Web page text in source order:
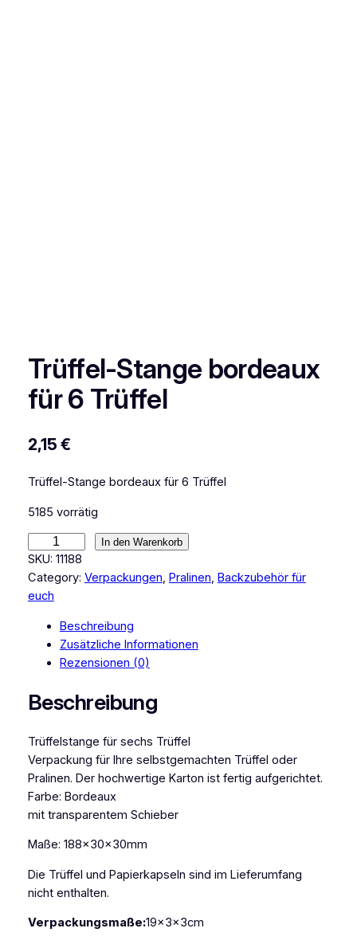
Trüffel-Stange bordeaux
für 6 Trüffel
2,15 €
Trüffel-Stange bordeaux für 6 Trüffel
5185 vorrätig
r
ü
f
n
g
e
b
o
d
e
a
x
In den Warenkorb
SKU: 11188
Category: Verpackungen, Pralinen, Backzubehör für
euch
Beschreibung
Zusätzliche Informationen
Rezensionen (0)
Beschreibung
Trüffelstange für sechs Trüffel
Verpackung für Ihre selbstgemachten Trüffel oder
Pralinen. Der hochwertige Karton ist fertig aufgerichtet.
Farbe: Bordeaux
mit transparentem Schieber
Maße: 188x30x30mm
Die Trüffel und Papierkapseln sind im Lieferumfang
nicht enthalten.
Verpackungsmaße:19x3x3cm